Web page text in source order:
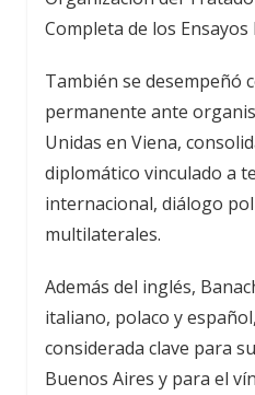
Completa de los Ensayos
También se desempeñó
permanente ante
Unidas en Viena,
diplomático vinculado a
internacional, diálogo
multilaterales.
Además del inglés,
italiano, polaco y
considerada clave para
Buenos Aires y para el